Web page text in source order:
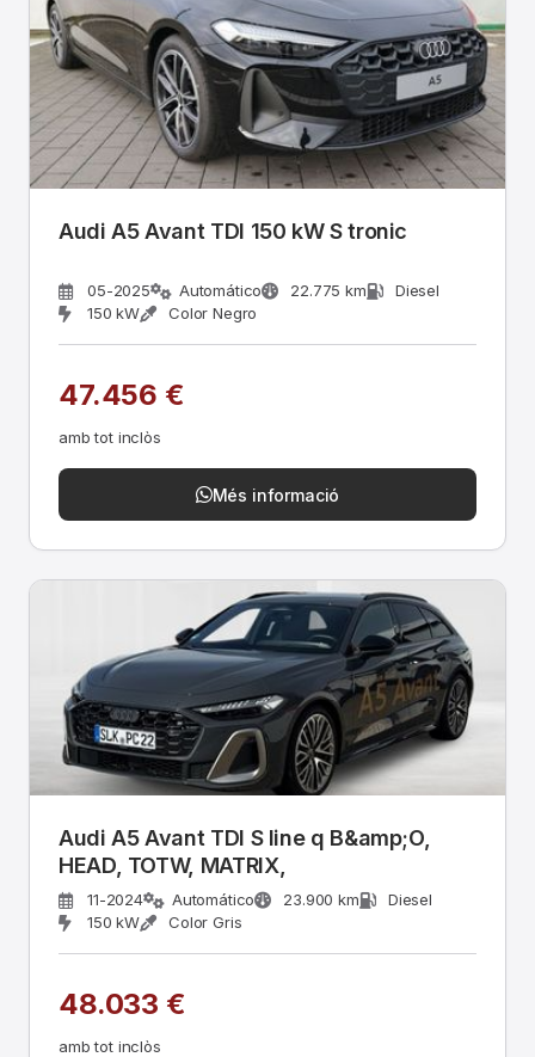
Audi A5 Avant TDI 150 kW S tronic
05-2025 Automático 22.775 km
Diesel
150 kW
Color Negro
47.456 €
amb tot inclòs
Més informació
Audi A5 Avant TDI S line q B&amp;O,
HEAD, TOTW, MATRIX,
11-2024 Automático 23.900 km
Diesel
150 kW
Color Gris
48.033 €
amb tot inclòs